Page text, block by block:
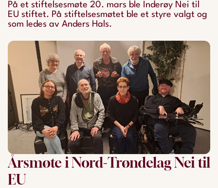
På et stiftelsesmøte 20. mars ble Inderøy Nei til
EU stiftet. På stiftelsesmøtet ble et styre valgt og
som ledes av Anders Hals.
Årsmøte i Nord-Trøndelag Nei til
EU